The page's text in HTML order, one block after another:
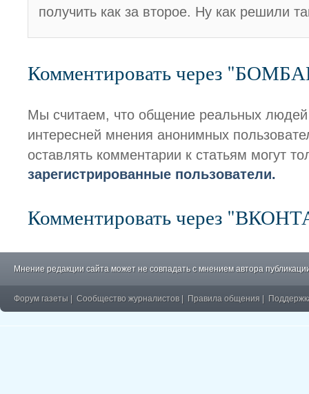
получить как за второе. Ну как решили
Комментировать через
Мы считаем, что общение реальных
интересней мнения анонимных
оставлять комментарии к статьям могут
зарегистрированные пользователи.
Комментировать через
Мнение редакции сайта может не совпадать с мнением автора
Форум газеты Сообщество журналистов Правила общения
�